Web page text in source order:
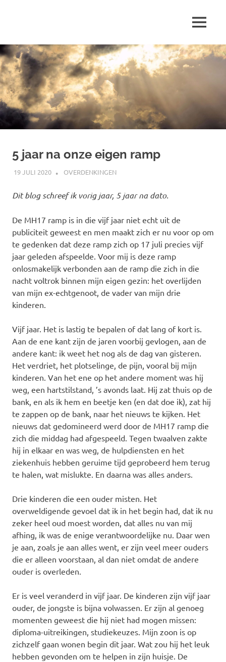
inhoud
schrijft
over
…
MENU
5 jaar na onze eigen ramp
19 JULI 2020 MARJOLEIN
OVERDENKINGEN
Dit blog schreef ik vorig jaar, 5 jaar na dato.
De MH17 ramp is in die vijf jaar niet echt uit de
publiciteit geweest en men maakt zich er nu voor op om
te gedenken dat deze ramp zich op 17 juli precies vijf
jaar geleden afspeelde. Voor mij is deze ramp
onlosmakelijk verbonden aan de ramp die zich in die
nacht voltrok binnen mijn eigen gezin: het overlijden
van mijn ex-echtgenoot, de vader van mijn drie
kinderen.
Vijf jaar. Het is lastig te bepalen of dat lang of kort is.
Aan de ene kant zijn de jaren voorbij gevlogen, aan de
andere kant: ik weet het nog als de dag van gisteren.
Het verdriet, het plotselinge, de pijn, vooral bij mijn
kinderen. Van het ene op het andere moment was hij
weg, een hartstilstand, ’s avonds laat. Hij zat thuis op de
bank, en als ik hem en beetje ken (en dat doe ik), zat hij
te zappen op de bank, naar het nieuws te kijken. Het
nieuws dat gedomineerd werd door de MH17 ramp die
zich die middag had afgespeeld. Tegen twaalven zakte
hij in elkaar en was weg, de hulpdiensten en het
ziekenhuis hebben geruime tijd geprobeerd hem terug
te halen, wat mislukte. En daarna was alles anders.
Drie kinderen die een ouder misten. Het
overweldigende gevoel dat ik in het begin had, dat ik nu
zeker heel oud moest worden, dat alles nu van mij
afhing, ik was de enige verantwoordelijke nu. Daar wen
je aan, zoals je aan alles went, er zijn veel meer ouders
die er alleen voorstaan, al dan niet omdat de andere
ouder is overleden.
Er is veel veranderd in vijf jaar. De kinderen zijn vijf jaar
ouder, de jongste is bijna volwassen. Er zijn al genoeg
momenten geweest die hij niet had mogen missen:
diploma-uitreikingen, studiekeuzes. Mijn zoon is op
zichzelf gaan wonen begin dit jaar. Wat zou hij het leuk
hebben gevonden om te helpen in zijn huisje. De